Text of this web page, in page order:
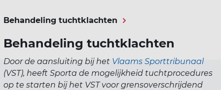
Behandeling tuchtklachten
Behandeling tuchtklachten
Door de aansluiting bij het Vlaams Sporttribunaal
(VST), heeft Sporta de mogelijkheid tuchtprocedures
op te starten bij het VST voor grensoverschrijdend